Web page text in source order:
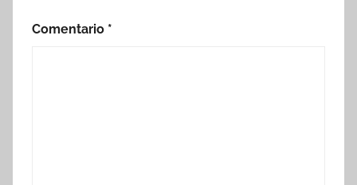
Comentario *